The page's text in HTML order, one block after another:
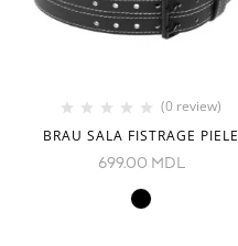
(0 review)
BRAU SALA FISTRAGE PIELE
699.00 MDL